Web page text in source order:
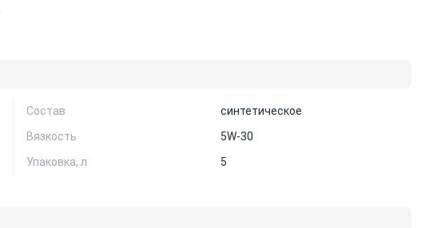
Состав
синтетическое
Вязкость
5W-30
Упаковка, л
5